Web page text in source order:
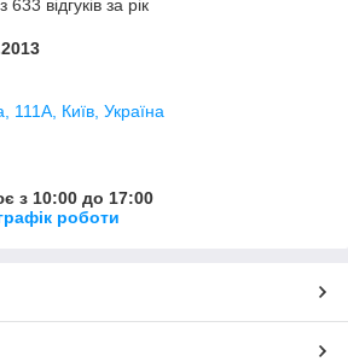
відгуків за рік
111A, Київ, Україна
з 10:00 до 17:00
роботи